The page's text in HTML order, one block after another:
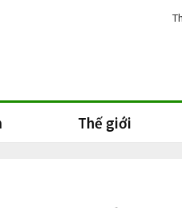
Thế giới